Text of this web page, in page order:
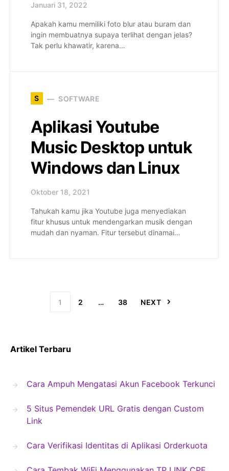
Januari 31, 2022
Apakah kamu memiliki foto blur atau buram dan
ingin membuatnya supaya terlihat dengan jelas?
Tak perlu khawatir, karena…
S SOFTWARE
Aplikasi Youtube
Music Desktop untuk
Windows dan Linux
Oktober 18, 2021
Tahukah kamu jika Youtube juga menyediakan
fitur khusus untuk mendengarkan musik dengan
mudah dan nyaman. Fitur tersebut dinamai…
1 2 … 38 NEXT
Artikel Terbaru
Cara Ampuh Mengatasi Akun Facebook Terkunci
5 Situs Pemendek URL Gratis dengan Custom
Link
Cara Verifikasi Identitas di Aplikasi Orderkuota